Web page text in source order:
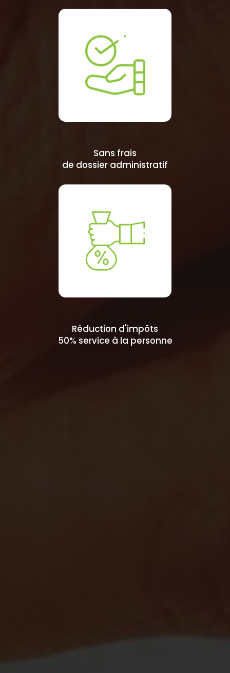
Sans frais
de dossier administratif
Réduction d'impôts
50% service à la personne